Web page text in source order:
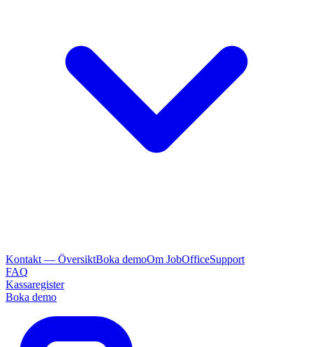
Kontakt — ÖversiktBoka demoOm JobOfficeSupport
FAQ
Kassaregister
Boka demo